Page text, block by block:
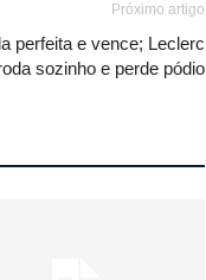
Próximo artigo
perfeita e vence; Leclerc
sozinho e perde pódio